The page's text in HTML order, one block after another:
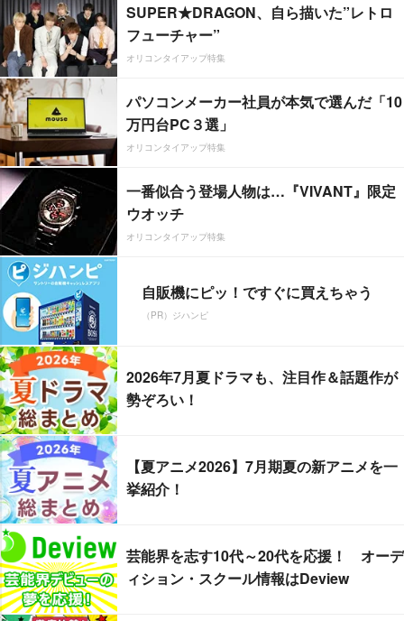
SUPER★DRAGON、自ら描いた”レトロ
フューチャー”
オリコンタイアップ特集
パソコンメーカー社員が本気で選んだ「10
万円台PC３選」
オリコンタイアップ特集
一番似合う登場人物は…『VIVANT』限定
ウオッチ
オリコンタイアップ特集
自販機にピッ！ですぐに買えちゃう
（PR）ジハンピ
2026年7月夏ドラマも、注目作＆話題作が
勢ぞろい！
【夏アニメ2026】7月期夏の新アニメを一
挙紹介！
芸能界を志す10代～20代を応援！ オーデ
ィション・スクール情報はDeview